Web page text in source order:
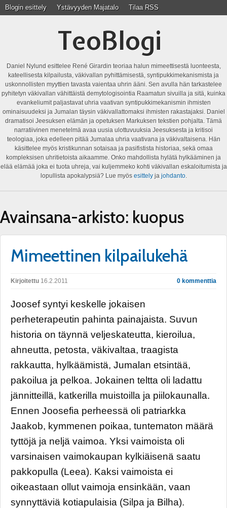
Blogin esittely Ystävyyden Majatalo Tilaa RSS
TeoBlogi
Daniel Nylund esittelee René Girardin teoriaa halun mimeettisestä luonteesta,
kateellisesta kilpailusta, väkivallan pyhittämisestä, syntipukkimekanismista ja
uskonnollisten myyttien tavasta vaientaa uhrin ääni. Sen avulla hän tarkastelee
pyhitetyn väkivallan vähittäistä demytologisointia Raamatun sivuilla ja sitä, kuinka
evankeliumit paljastavat uhria vaativan syntipukkimekanismin ihmisten
ominaisuudeksi ja Jumalan täysin väkivallattomaksi ihmisten rakastajaksi. Daniel
dramatisoi Jeesuksen elämän ja opetuksen Markuksen tekstien pohjalta. Tämä
narratiivinen menetelmä avaa uusia ulottuvuuksia Jeesuksesta ja kritisoi
teologiaa, joka edelleen pitää Jumalaa uhria vaativana ja väkivaltaisena. Hän
käsittelee myös kristikunnan sotaisaa ja pasifistista historiaa, sekä omaa
kompleksisen uhritietoista aikaamme. Onko mahdollista hylätä hylkääminen ja
elää elämää joka ei tuota uhreja, vai kuljemmeko kohti väkivallan eskaloitumista ja
lopullista apokalypsiä? Lue myös esittelyja johdanto.
Avainsana-arkisto: kuopus
Mimeettinen kilpailukehä
Kirjoitettu 16.2.2011 0 kommenttia
Joosef syntyi keskelle jokaisen
perheterapeutin pahinta painajaista. Suvun
historia on täynnä veljeskateutta, kieroilua,
ahneutta, petosta, väkivaltaa, traagista
rakkautta, hylkäämistä, Jumalan etsintää,
pakoilua ja pelkoa. Jokainen teltta oli ladattu
jännitteillä, katkerilla muistoilla ja piilokaunalla.
Ennen Joosefia perheessä oli patriarkka
Jaakob, kymmenen poikaa, tuntematon määrä
tyttöjä ja neljä vaimoa. Yksi vaimoista oli
varsinaisen vaimokaupan kylkiäisenä saatu
pakkopulla (Leea). Kaksi vaimoista ei
oikeastaan ollut vaimoja ensinkään, vaan
synnyttäviä kotiapulaisia (Silpa ja Bilha).